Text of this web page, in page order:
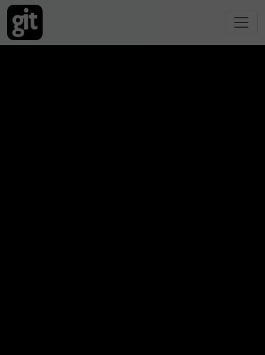
跳转到主要内容